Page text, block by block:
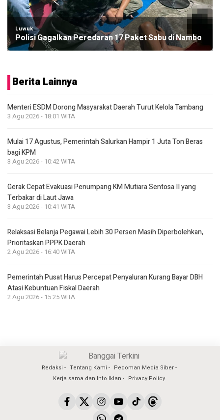
Luwuk
Polisi Gagalkan Peredaran 17 Paket Sabu di Nambo
Berita Lainnya
Menteri ESDM Dorong Masyarakat Daerah Turut Kelola Tambang
3 Agu 2026 - 18:01 WITA
Mulai 17 Agustus, Pemerintah Salurkan Hampir 1 Juta Ton Beras
bagi KPM
3 Agu 2026 - 10:42 WITA
Gerak Cepat Evakuasi Penumpang KM Mutiara Sentosa II yang
Terbakar di Laut Jawa
3 Agu 2026 - 10:41 WITA
Relaksasi Belanja Pegawai Lebih 30 Persen Masih Diperbolehkan,
Prioritaskan PPPK Daerah
2 Agu 2026 - 16:40 WITA
Pemerintah Pusat Harus Percepat Penyaluran Kurang Bayar DBH
Atasi Kebuntuan Fiskal Daerah
2 Agu 2026 - 15:25 WITA
Redaksi Tentang Kami
Pedoman Media Siber
Kerja sama dan Info Iklan
Privacy Policy